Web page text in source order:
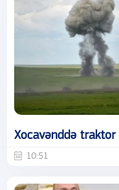
Xocavənddə
10:51